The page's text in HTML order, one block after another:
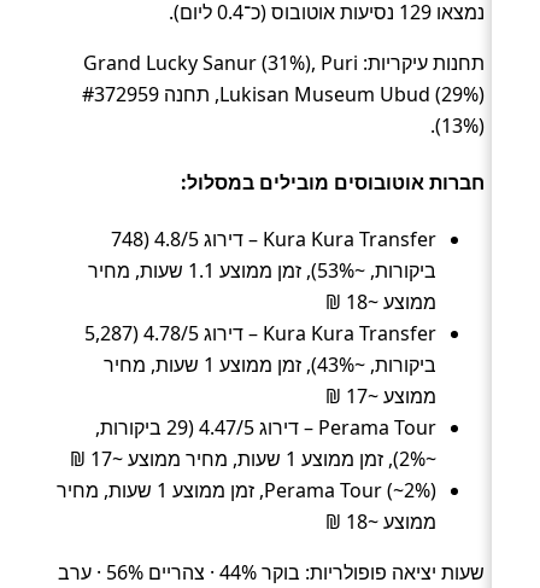
נמצאו 129 נסיעות אוטובוס (כ־0.4 ליום).
תחנות עיקריות: Grand Lucky Sanur (31%), Puri
Lukisan Museum Ubud (29%), תחנה #372959
(13%).
חברות אוטובוסים מובילים במסלול:
Kura Kura Transfer – דירוג 4.8/5 (748
ביקורות, ~53%), זמן ממוצע 1.1 שעות, מחיר
ממוצע ~18 ₪
Kura Kura Transfer – דירוג 4.78/5 (5,287
ביקורות, ~43%), זמן ממוצע 1 שעות, מחיר
ממוצע ~17 ₪
Perama Tour – דירוג 4.47/5 (29 ביקורות,
~2%), זמן ממוצע 1 שעות, מחיר ממוצע ~17 ₪
Perama Tour (~2%), זמן ממוצע 1 שעות, מחיר
ממוצע ~18 ₪
שעות יציאה פופולריות: בוקר 44% · צהריים 56% · ערב